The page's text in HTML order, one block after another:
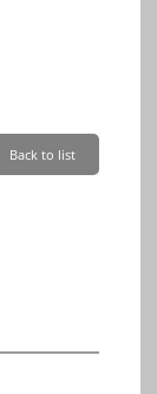
Back to list